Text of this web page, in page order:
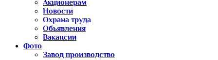
Акционерам
Новости
Охрана труда
Обьявления
Вакансии
Фото
Завод производство